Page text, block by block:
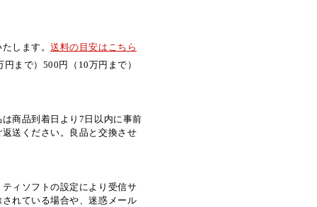
たします。送料の目安はこちら
まで）500円（10万円まで）
商品到着日より7日以内に事前
送ください。良品と交換させ
ィソフトの設定により受信サ
れている場合や、迷惑メール